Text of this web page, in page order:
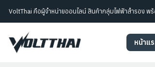
VoltThai คือผู้จำหน่ายออนไลน์ สินค้ากลุ่มไฟฟ้าสำรอง พร้
หน้าแ